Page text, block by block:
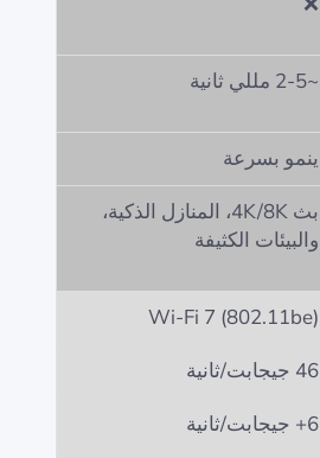
~2-5 مللي ثانية
ينمو بسرعة
بث 4K/8K، المنازل الذكية،
والبيئات الكثيفة
Wi-Fi 7 (802.11be)
46 جيجابت/ثانية
6+ جيجابت/ثانية